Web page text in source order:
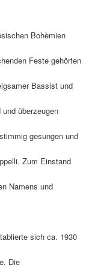
Bohèmien
Feste gehörten
Bassist und
überzeugen
gesungen und
Zum Einstand
Namens und
sich ca. 1930
Die